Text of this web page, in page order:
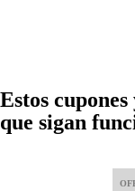
Estos
que sigan